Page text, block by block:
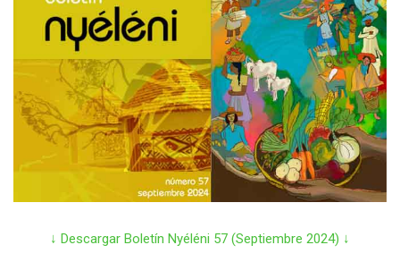
↓ Descargar Boletín Nyéléni 57 (Septiembre 2024) ↓